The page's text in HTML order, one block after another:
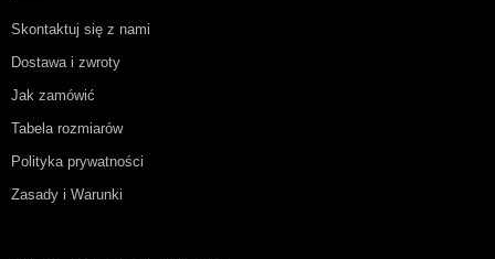
Skontaktuj się z nami
Dostawa i zwroty
Jak zamówić
Tabela rozmiarów
Polityka prywatności
Zasady i Warunki